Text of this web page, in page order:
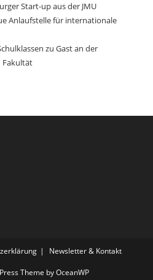
Start-up aus der JMU
Anlaufstelle für internationale
zu Gast an der
Fakultät
Newsletter & Kontakt
Theme by OceanWP